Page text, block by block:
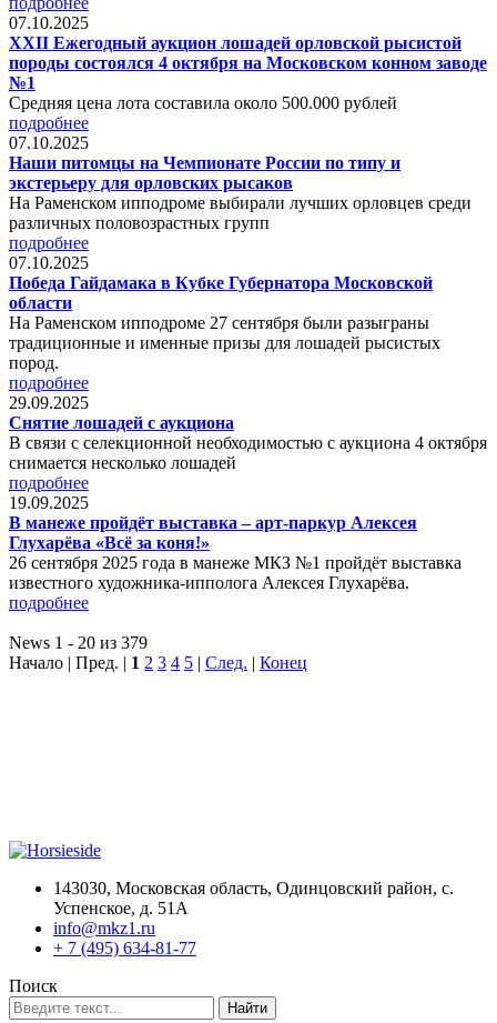
07.10.2025
XXII Ежегодный аукцион лошадей орловской рысистой
породы состоялся 4 октября на Московском конном заводе
№1
Средняя цена лота составила около 500.000 рублей
подробнее
07.10.2025
Наши питомцы на Чемпионате России по типу и
экстерьеру для орловских рысаков
На Раменском ипподроме выбирали лучших орловцев среди
различных половозрастных групп
подробнее
07.10.2025
Победа Гайдамака в Кубке Губернатора Московской
области
На Раменском ипподроме 27 сентября были разыграны
традиционные и именные призы для лошадей рысистых
пород.
подробнее
29.09.2025
Снятие лошадей с аукциона
В связи с селекционной необходимостью с аукциона 4 октября
снимается несколько лошадей
подробнее
19.09.2025
В манеже пройдёт выставка – арт-паркур Алексея
Глухарёва «Всё за коня!»
26 сентября 2025 года в манеже МКЗ №1 пройдёт выставка
известного художника-ипполога Алексея Глухарёва.
подробнее
News 1 - 20 из 379
Начало | Пред. | 1 2 3 4 5 | След. | Конец
143030, Московская область, Одинцовский район, с.
Успенское, д. 51А
info@mkz1.ru
+ 7 (495) 634-81-77
Поиск